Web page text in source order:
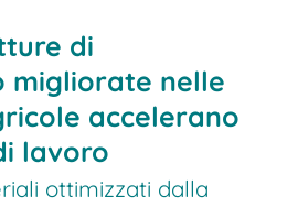
di
migliorate nelle
accelerano
lavoro
ottimizzati dalla